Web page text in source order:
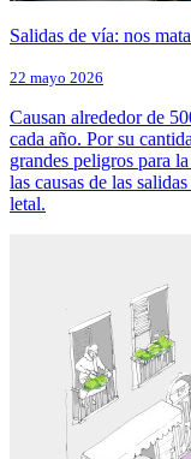
Salidas de vía: nos
22 mayo 2026
Causan alrededor de
cada año. Por su
grandes peligros para
las causas de las
letal.